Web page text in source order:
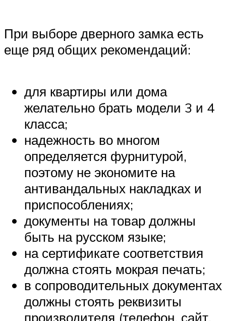
При выборе дверного замка есть
еще ряд общих рекомендаций:
для квартиры или дома
желательно брать модели 3 и 4
класса;
надежность во многом
определяется фурнитурой,
поэтому не экономите на
антивандальных накладках и
приспособлениях;
документы на товар должны
быть на русском языке;
на сертификате соответствия
должна стоять мокрая печать;
в сопроводительных документах
должны стоять реквизиты
производителя (телефон, сайт,